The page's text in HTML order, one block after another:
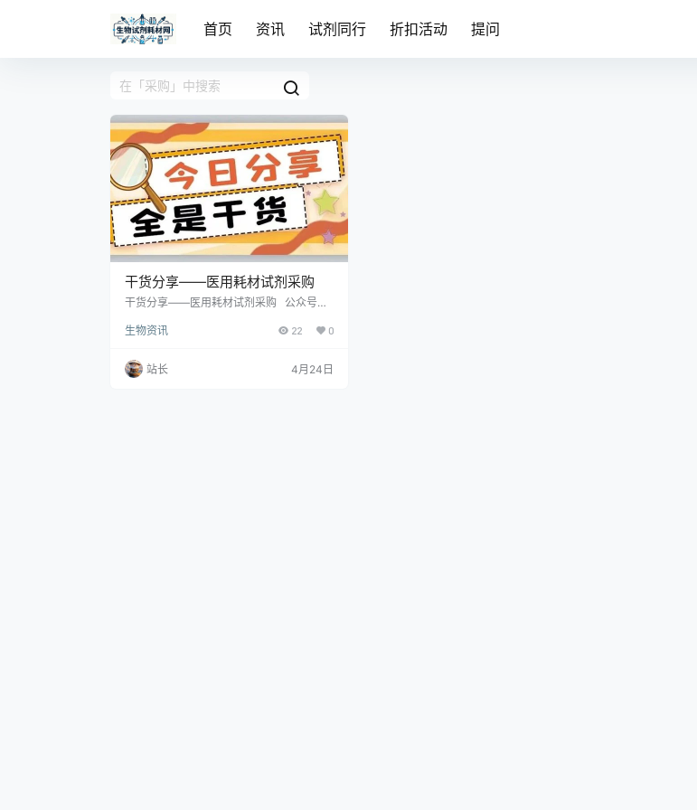
首页 资讯 试剂同行 折扣活动 提问
干货分享——医用耗材试剂采购
干货分享——医用耗材试剂采购 公众号来
a07cixnv9SpZBAnBqmUUng（查看原
生物资讯 22 0
站长 4月24日